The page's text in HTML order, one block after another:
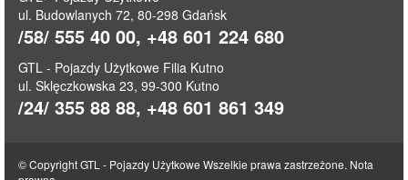
ul. Budowlanych 72, 80-298 Gdańsk
/58/ 555 40 00, +48 601 224 680
GTL - Pojazdy Użytkowe Filia Kutno
ul. Sklęczkowska 23, 99-300 Kutno
/24/ 355 88 88, +48 601 861 349
© Copyright GTL - Pojazdy Użytkowe Wszelkie prawa zastrzeżone. Nota